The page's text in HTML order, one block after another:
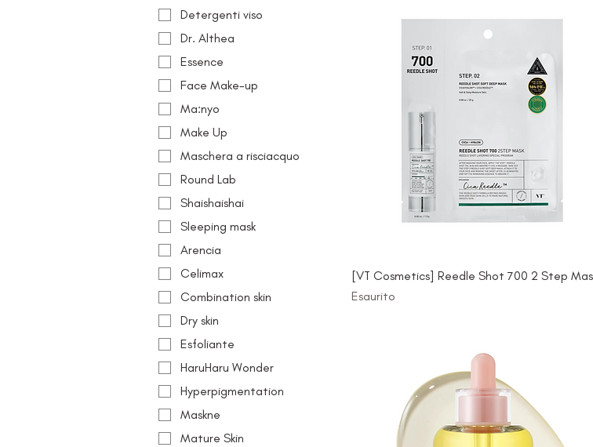
Detergenti viso
Dr. Althea
Essence
Face Make-up
Ma:nyo
Make Up
Maschera a risciacquo
Round Lab
Shaishaishai
Sleeping mask
Arencia
Celimax
Combination skin
Dry skin
Esfoliante
HaruHaru Wonder
Hyperpigmentation
Maskne
Mature Skin
[VT Cosmetics] Reedle Shot 700 2 Step
Esaurito